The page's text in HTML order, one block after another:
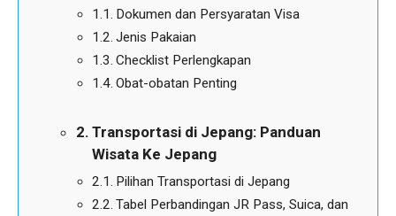
Dokumen dan Persyaratan Visa
Jenis Pakaian
Checklist Perlengkapan
Obat-obatan Penting
Transportasi di Jepang: Panduan
Wisata Ke Jepang
Pilihan Transportasi di Jepang
Tabel Perbandingan JR Pass, Suica, dan